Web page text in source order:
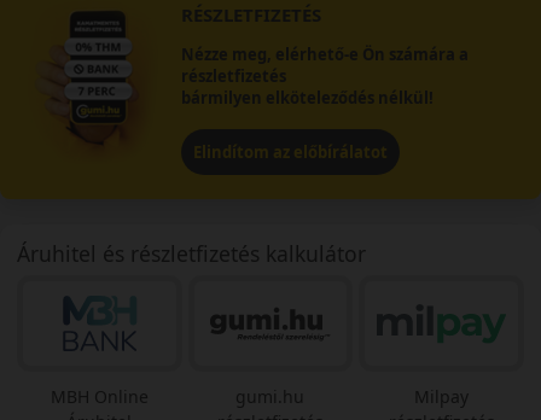
RÉSZLETFIZETÉS
Nézze meg, elérhető-e Ön számára a
részletfizetés
bármilyen elköteleződés nélkül!
Elindítom az előbírálatot
Áruhitel és részletfizetés kalkulátor
MBH Online
gumi.hu
Milpay